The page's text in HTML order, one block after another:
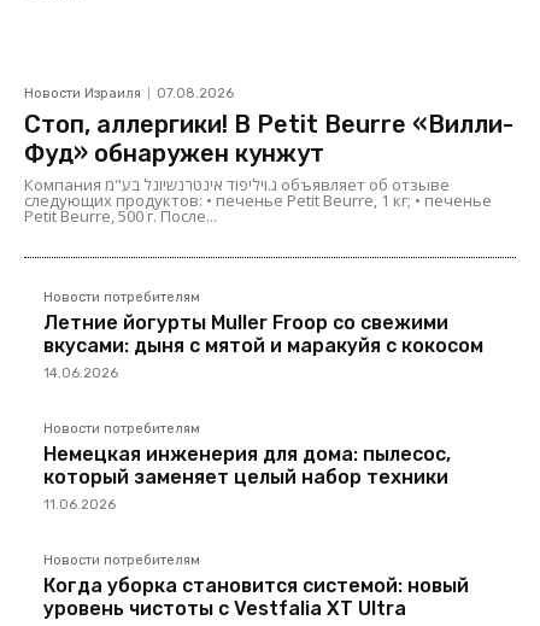
Новости Израиля 07.08.2026
Стоп, аллергики! В Petit Beurre «Вилли-
Фуд» обнаружен кунжут
Компания ג.ויליפוד אינטרנשיונל בע"מ объявляет об отзыве
следующих продуктов: • печенье Petit Beurre, 1 кг; • печенье
Petit Beurre, 500 г. После...
Новости потребителям
Летние йогурты Muller Froop со свежими
вкусами: дыня с мятой и маракуйя с кокосом
14.06.2026
Новости потребителям
Немецкая инженерия для дома: пылесос,
который заменяет целый набор техники
11.06.2026
Новости потребителям
Когда уборка становится системой: новый
уровень чистоты с Vestfalia XT Ultra